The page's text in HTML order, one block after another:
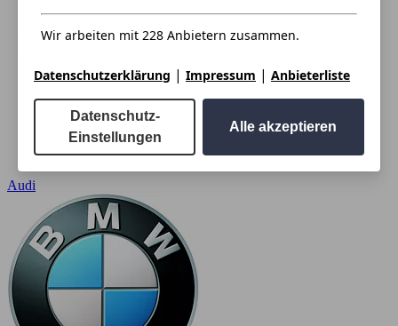
Audi
Wir arbeiten mit 228 Anbietern zusammen.
Datenschutzerklärung | Impressum | Anbieterliste
Datenschutz-
Einstellungen
Alle akzeptieren